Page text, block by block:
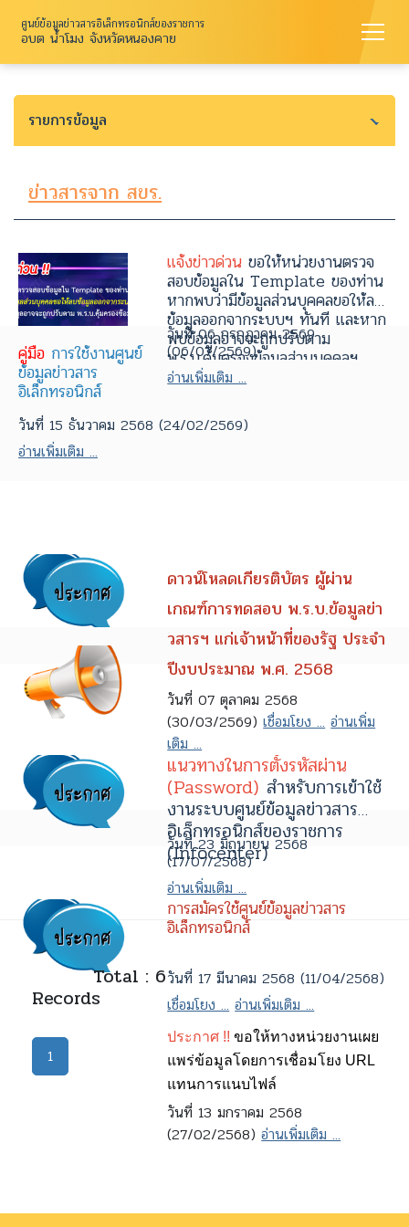
ศูนย์ข้อมูลข่าวสารอิเล็กทรอนิกส์ของราชการ
อบต น้ำโมง จังหวัดหนองคาย
รายการข้อมูล
ข่าวสารจาก สขร.
แจ้งข่าวด่วน ขอให้หน่วยงานตรวจ
สอบข้อมูลใน Template ของท่าน
หากพบว่ามีข้อมูลส่วนบุคคลขอให้ลบ
ข้อมูลออกจากระบบฯ ทันที และหาก
พบข้อมูลอาจจะถูกปรับตาม
พ.ร.บ.คุ้มครองข้อมูลส่วนบุคคลฯ
วันที่ 06 กรกฎาคม 2569
(06/07/2569)
อ่านเพิ่มเติม ...
คู่มือ การใช้งานศูนย์
ข้อมูลข่าวสาร
อิเล็กทรอนิกส์
วันที่ 15 ธันวาคม 2568 (24/02/2569)
อ่านเพิ่มเติม ...
ดาวน์โหลดเกียรติบัตร ผู้ผ่าน
เกณฑ์การทดสอบ พ.ร.บ.ข้อมูลข่า
วสารฯ แก่เจ้าหน้าที่ของรัฐ ประจำ
ปีงบประมาณ พ.ศ. 2568
วันที่ 07 ตุลาคม 2568
(30/03/2569)เชื่อมโยง ... อ่านเพิ่ม
เติม ...
แนวทางในการตั้งรหัสผ่าน
(Password) สำหรับการเข้าใช้
งานระบบศูนย์ข้อมูลข่าวสาร
อิเล็กทรอนิกส์ของราชการ
(Infocenter)
วันที่ 23 มิถุนายน 2568
(17/07/2568)
อ่านเพิ่มเติม ...
การสมัครใช้ศูนย์ข้อมูลข่าวสาร
อิเล็กทรอนิกส์
วันที่ 17 มีนาคม 2568 (11/04/2568)
เชื่อมโยง ... อ่านเพิ่มเติม ...
ประกาศ !!ขอให้ทางหน่วยงานเผย
แพร่ข้อมูลโดยการเชื่อมโยง URL
แทนการแนบไฟล์
วันที่ 13 มกราคม 2568
(27/02/2568)อ่านเพิ่มเติม ...
Total : 6
Records
1